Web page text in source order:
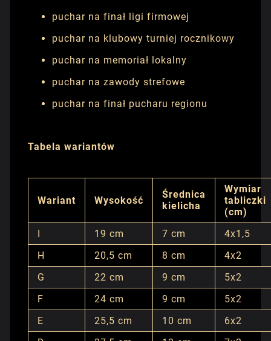
puchar na finał ligi firmowej
puchar na klubowy turniej rocznikowy
puchar na memoriał lokalny
puchar na zawody strefowe
puchar na finał pucharu regionu
Tabela wariantów
Wariant Wysokość
Średnica
kielicha
Wymiar
tabliczki
(cm)
19 cm 7 cm
4x1,5
H
20,5 cm 8 cm
4x2
G
22 cm 9 cm
5x2
F
24 cm 9 cm
5x2
E
25,5 cm 10 cm
6x2